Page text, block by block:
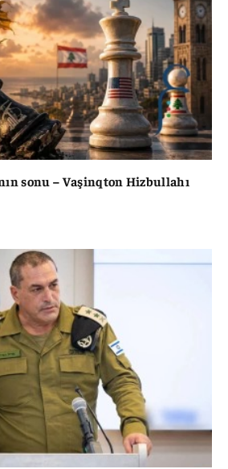
sonu – Vaşinqton Hizbullahı